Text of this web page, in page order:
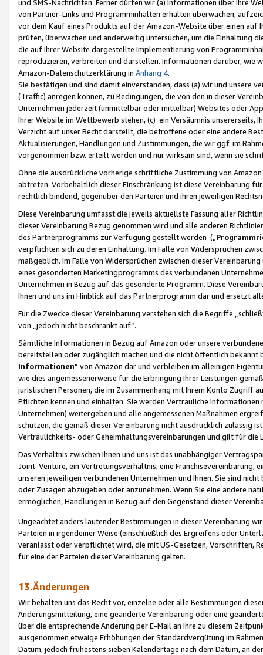
und SMS-Nachrichten. Ferner dürfen wir (a) Informationen über Ihre
von Partner-Links und Programminhalten erhalten überwachen,
vor dem Kauf eines Produkts auf der Amazon-Website über einen
prüfen, überwachen und anderweitig untersuchen, um die Einhaltung
die auf Ihrer Website dargestellte Implementierung von
reproduzieren, verbreiten und darstellen. Informationen darüber, wie
Amazon-Datenschutzerklärung in Anhang 4.
Sie bestätigen und sind damit einverstanden, dass (a) wir und
(Traffic) anregen können, zu Bedingungen, die von den in dieser
Unternehmen jederzeit (unmittelbar oder mittelbar) Websites oder
Ihrer Website im Wettbewerb stehen, (c) ein Versäumnis unsererseits,
Verzicht auf unser Recht darstellt, die betroffene oder eine andere
Aktualisierungen, Handlungen und Zustimmungen, die wir ggf. im
vorgenommen bzw. erteilt werden und nur wirksam sind, wenn sie
Ohne die ausdrückliche vorherige schriftliche Zustimmung von
abtreten. Vorbehaltlich dieser Einschränkung ist diese Vereinbarung
rechtlich bindend, gegenüber den Parteien und ihren jeweiligen
Diese Vereinbarung umfasst die jeweils aktuellste Fassung aller
dieser Vereinbarung Bezug genommen wird und alle anderen
des Partnerprogramms zur Verfügung gestellt werden („
verpflichten sich zu deren Einhaltung. Im Falle von Widersprüchen
maßgeblich. Im Falle von Widersprüchen zwischen dieser
eines gesonderten Marketingprogramms des verbundenen
Unternehmen in Bezug auf das gesonderte Programm. Diese
Ihnen und uns im Hinblick auf das Partnerprogramm dar und ersetzt
Für die Zwecke dieser Vereinbarung verstehen sich die Begriffe
von „jedoch nicht beschränkt auf“.
Sämtliche Informationen in Bezug auf Amazon oder unsere
bereitstellen oder zugänglich machen und die nicht öffentlich
Informationen“ von Amazon dar und verbleiben im alleinigen
wie dies angemessenerweise für die Erbringung Ihrer Leistungen
juristischen Personen, die im Zusammenhang mit Ihrem Konto
Pflichten kennen und einhalten. Sie werden Vertrauliche
Unternehmen) weitergeben und alle angemessenen Maßnahmen
schützen, die gemäß dieser Vereinbarung nicht ausdrücklich zulässig
Vertraulichkeits- oder Geheimhaltungsvereinbarungen und gilt für die
Das Verhältnis zwischen Ihnen und uns ist das unabhängiger
Joint-Venture, ein Vertretungsverhältnis, eine Franchisevereinbarung,
unseren jeweiligen verbundenen Unternehmen und Ihnen. Sie sind
oder Zusagen abzugeben oder anzunehmen. Wenn Sie eine andere
ermöglichen, Handlungen in Bezug auf den Gegenstand dieser
Ungeachtet anders lautender Bestimmungen in dieser Vereinbarung
Parteien in irgendeiner Weise (einschließlich des Ergreifens oder
veranlasst oder verpflichtet wird, die mit US-Gesetzen, Vorschriften,
für eine der Parteien dieser Vereinbarung gelten.
13.Änderungen
Wir behalten uns das Recht vor, einzelne oder alle Bestimmungen
Änderungsmitteilung, eine geänderte Vereinbarung oder eine
über die entsprechende Änderung per E-Mail an Ihre zu diesem
ausgenommen etwaige Erhöhungen der Standardvergütung im
Datum, jedoch frühestens sieben Kalendertage nach dem Datum, an